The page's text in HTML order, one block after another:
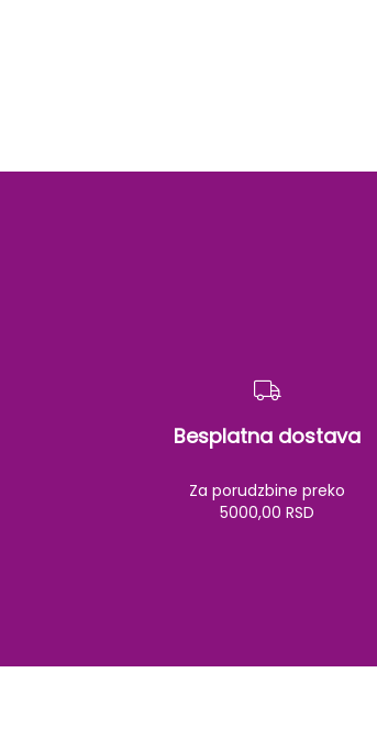
Besplatna dostava
Za porudzbine preko
5000,00 RSD